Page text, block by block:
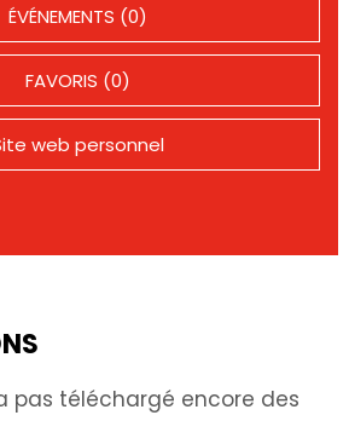
ÉVÉNEMENTS (0)
FAVORIS (0)
web personnel
pas téléchargé encore des